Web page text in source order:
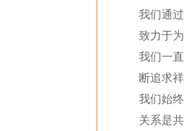
我们通
致力于
我们一
断追求
我们始
关系是